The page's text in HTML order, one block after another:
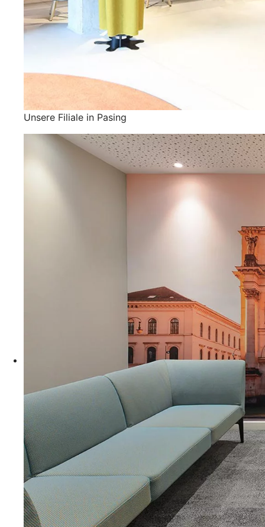
Unsere Filiale in Pasing